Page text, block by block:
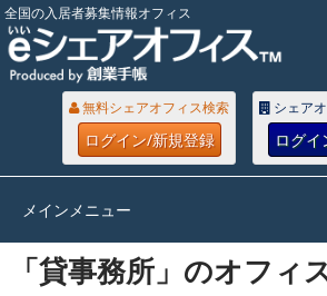
全国の入居者募集情報オフィス
無料シェアオフィス検索
ログイン/新規登録
シェア
ログ
メインメニュー
「貸事務所」のオフィ